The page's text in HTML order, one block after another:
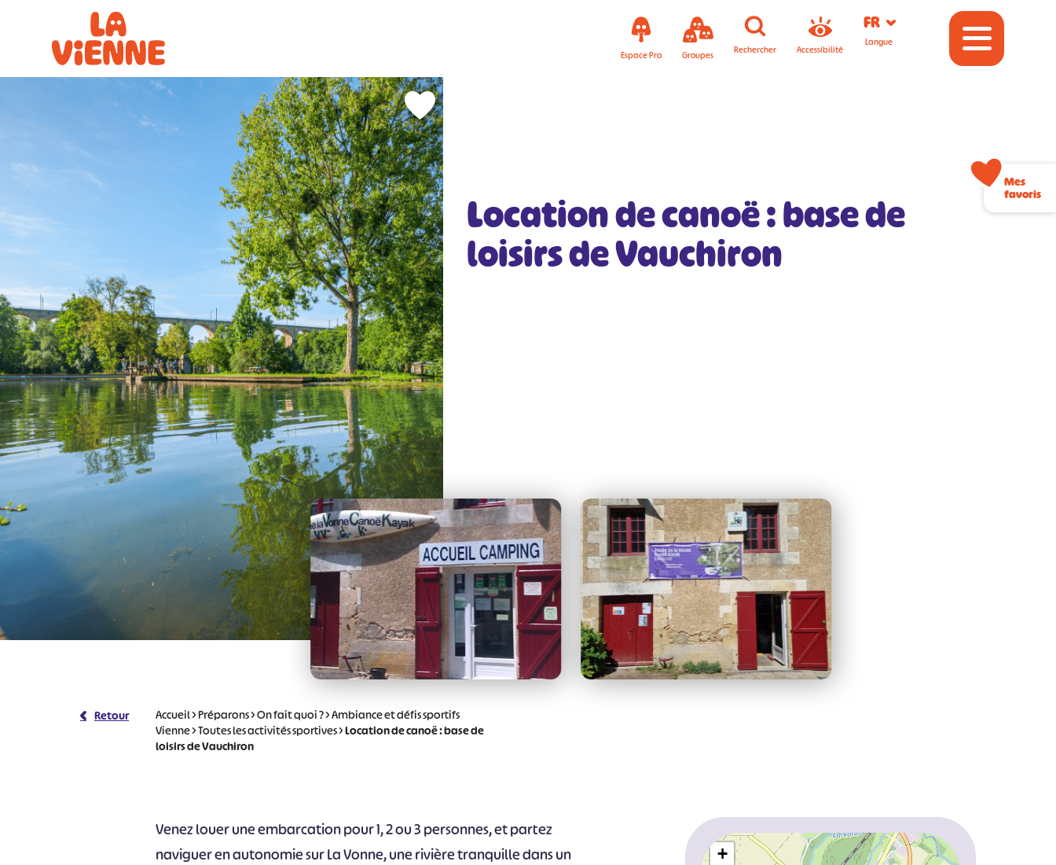
Espace Pro Groupes Rechercher Accessibilité
FR
Langue
Location de canoë : base de
loisirs de Vauchiron
Retour Accueil>Préparons>On fait quoi ?>Ambiance et défis sportifs
Vienne>Toutes les activités sportives>Location de canoë : base de
loisirs de Vauchiron
Venez louer une embarcation pour 1, 2 ou 3 personnes, et partez
naviguer en autonomie sur La Vonne, une rivière tranquille dans un
+
Mes
favoris
Panneau de gestion des cookies